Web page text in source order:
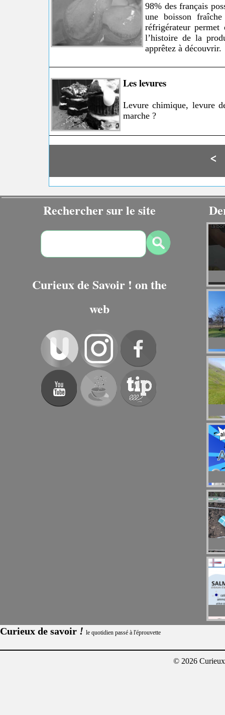
98% des français
une boisson
réfrigérateur permet
l’histoire de la
apprêtez à découvrir.
Les levures
Levure chimique, levure
marche ?
<
Rechercher sur le site
Curieux de Savoir ! on the
web
Curieux de savoir ! le quotidien passé à l'éprouvette
© 2026